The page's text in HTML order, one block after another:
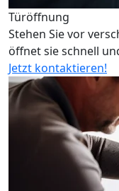
Türöffnung
Stehen Sie vor
öffnet sie schnell
Jetzt kontaktieren!